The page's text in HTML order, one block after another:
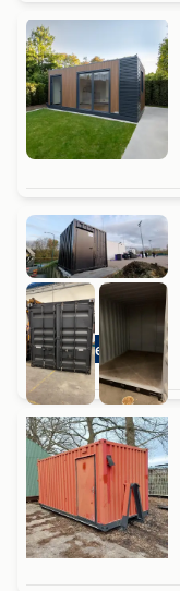
Top Service